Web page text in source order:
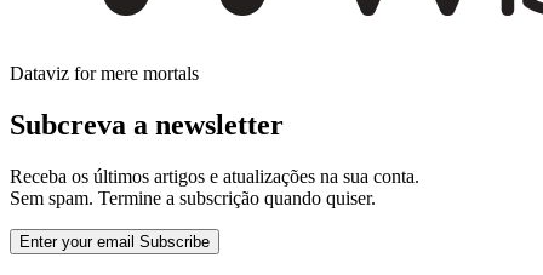
Dataviz for mere mortals
Subcreva a newsletter
Receba os últimos artigos e atualizações na sua conta.
Sem spam. Termine a subscrição quando quiser.
Enter your email Subscribe